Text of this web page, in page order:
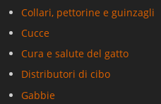
Collari, pettorine e guinzagli
Cucce
Cura e salute del gatto
Distributori di cibo
Gabbie